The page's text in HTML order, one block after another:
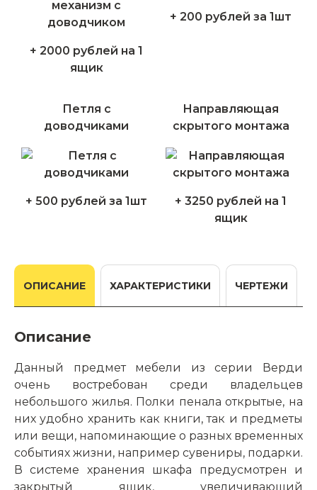
+ 2000 рублей на 1
ящик
+ 200 рублей за 1шт
Петля с
доводчиками
+ 500 рублей за 1шт
Направляющая
скрытого монтажа
+ 3250 рублей на 1
ящик
ОПИСАНИЕ ХАРАКТЕРИСТИКИ ЧЕРТЕЖИ
Описание
Данный предмет мебели из серии Верди
очень востребован среди владельцев
небольшого жилья. Полки пенала открытые, на
них удобно хранить как книги, так и предметы
или вещи, напоминающие о разных временных
событиях жизни, например сувениры, подарки.
В системе хранения шкафа предусмотрен и
закрытый ящик, увеличивающий